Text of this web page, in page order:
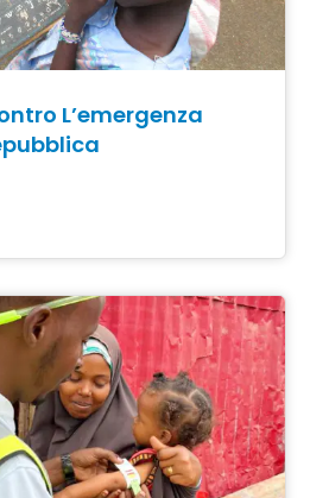
L’emergenza